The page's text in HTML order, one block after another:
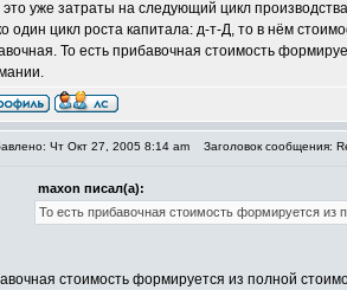
это уже затраты на следующий цикл
один цикл роста капитала: д-т-Д, то в нём
То есть прибавочная стоимость
Чт Окт 27, 2005 8:14 am Заголовок сообщения:
maxon писал(а):
То есть прибавочная стоимость формируется из
стоимость формируется из полной